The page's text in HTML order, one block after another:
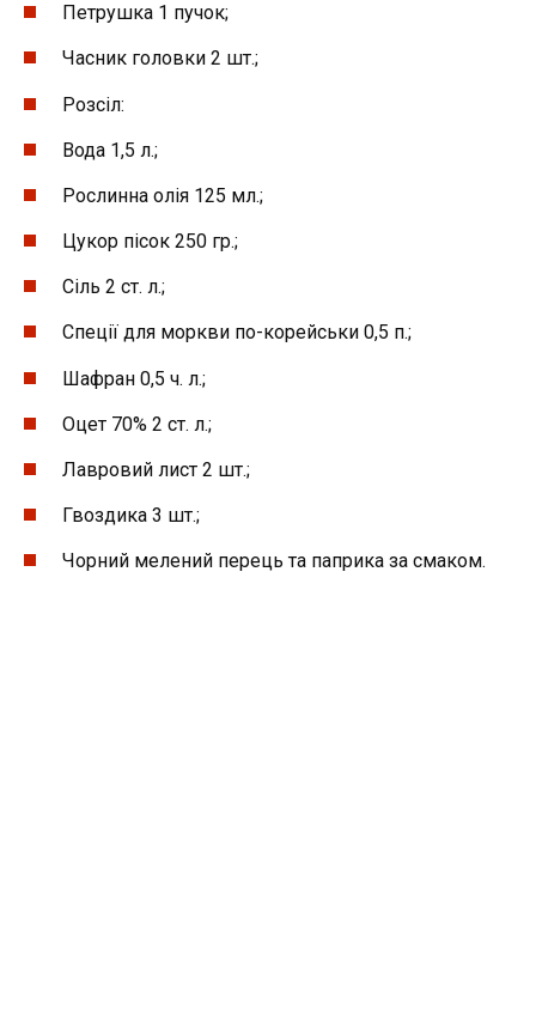
Петрушка 1 пучок;
Часник головки 2 шт.;
Розсіл:
Вода 1,5 л.;
Рослинна олія 125 мл.;
Цукор пісок 250 гр.;
Сіль 2 ст. л.;
Спеції для моркви по-корейськи 0,5 п.;
Шафран 0,5 ч. л.;
Оцет 70% 2 ст. л.;
Лавровий лист 2 шт.;
Гвоздика 3 шт.;
Чорний мелений перець та паприка за смаком.